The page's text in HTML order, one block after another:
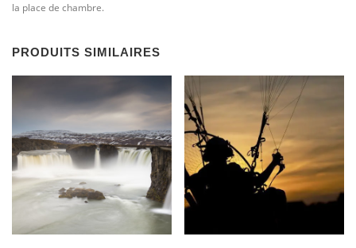
la place de chambre.
PRODUITS SIMILAIRES